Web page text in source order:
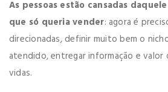
As pessoas estão cansadas
que só queria vender: agora é
direcionadas, definir muito bem o
atendido, entregar informação e valor
vidas.